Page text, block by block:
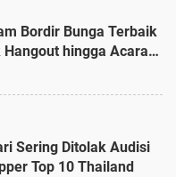
Bordir Bunga Terbaik
hingga Acara
Sering Ditolak Audisi
Top 10 Thailand